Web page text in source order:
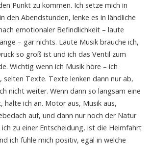
Punkt zu kommen. Ich setze mich in
den Abendstunden, lenke es in ländliche
emotionaler Befindlichkeit – laute
– gar nichts. Laute Musik brauche ich,
so groß ist und ich das Ventil zum
Wichtig wenn ich Musik höre – ich
selten Texte. Texte lenken dann nur ab,
nicht weiter. Wenn dann so langsam eine
halte ich an. Motor aus, Musik aus,
auf, und dann nur noch der Natur
ich zu einer Entscheidung, ist die Heimfahrt
ich fühle mich positiv, egal in welche